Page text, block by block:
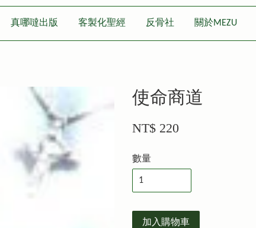
真哪噠出版 客製化聖經 反骨社 關於MEZU
使命商道
NT$ 220
數量
加入購物車